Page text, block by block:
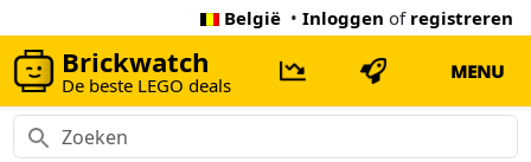
België • Inloggen of registreren
Brickwatch
De beste LEGO deals
MENU